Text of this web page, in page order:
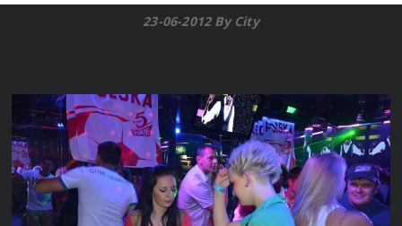
23-06-2012 By City